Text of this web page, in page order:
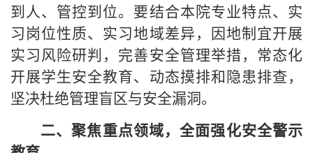
到人、管控到位。要结合本院专业特点、实
习岗位性质、实习地域差异，因地制宜开展
实习风险研判，完善安全管理举措，常态化
开展学生安全教育、动态摸排和隐患排查，
坚决杜绝管理盲区与安全漏洞。
二、聚焦重点领域，全面强化安全警示